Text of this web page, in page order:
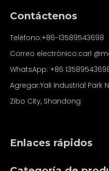
Contáctenos
Teléfono:+86-13589543698
Correo electrónico:carl
WhatsApp: +86
Agregar:Yali Industrial Park
Zibo City, Shandong
Enlaces rápidos